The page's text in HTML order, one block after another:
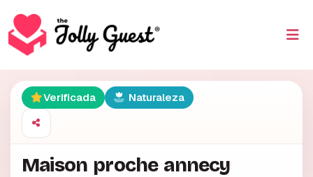
Verificada Naturaleza
Maison proche annecy